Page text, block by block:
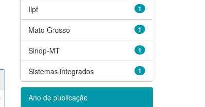
1
Ilpf
1
Mato Grosso
1
Sinop-MT
1
Sistemas integrados
Ano de publicação